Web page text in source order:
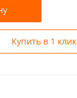
Купить в 1 клик